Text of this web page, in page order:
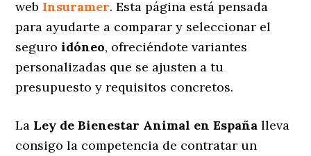
web Insuramer. Esta página está pensada
para ayudarte a comparar y seleccionar el
seguroidóneo, ofreciéndote variantes
personalizadas que se ajusten a tu
presupuesto y requisitos concretos.
La Ley de Bienestar Animal en España lleva
consigo la competencia de contratar un